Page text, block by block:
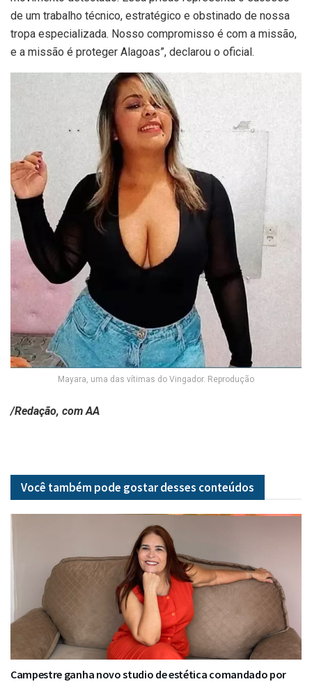
de um trabalho técnico, estratégico e obstinado de nossa
tropa especializada. Nosso compromisso é com a missão,
e a missão é proteger Alagoas”, declarou o oficial.
Mayara, uma das vítimas do Vingador. Reprodução
/Redação, com AA
Você também pode gostar desses conteúdos
Campestre ganha novo studio de estética comandado por